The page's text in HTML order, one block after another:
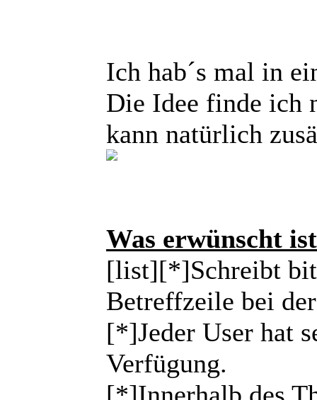
Ich hab´s mal in
Die Idee finde ich
kann natürlich
Was erwünscht
[list][*]Schreibt
Betreffzeile bei
[*]Jeder User hat
Verfügung.